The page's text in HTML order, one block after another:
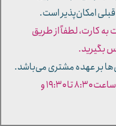
امکان‌پذیر است.
کارت، لطفاً از طریق
بر عهده مشتری می‌باشد.
- ساعات کاری فروشگاه: شنبه تا چهارشنبه از ساعت ۸:۳۰ تا ۱۹:۳۰ و